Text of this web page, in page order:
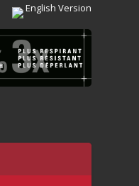
English Version